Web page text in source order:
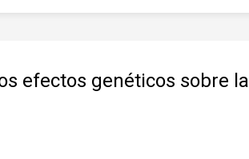
efectos genéticos sobre la